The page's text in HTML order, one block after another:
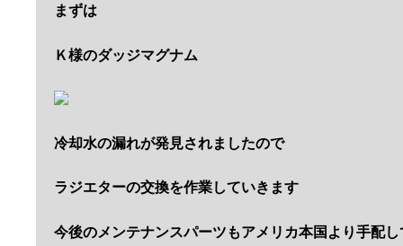
まずは
Ｋ様のダッジマグナム
冷却水の漏れが発見されましたので
ラジエターの交換を作業していきます
今後のメンテナンスパーツもアメリカ本国より手配